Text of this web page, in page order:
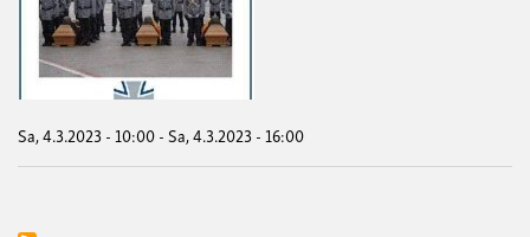
Sa, 4.3.2023 - 10:00-Sa, 4.3.2023 - 16:00